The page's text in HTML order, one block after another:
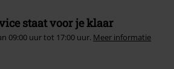
staat voor je klaar
09:00 uur tot 17:00 uur. Meer informatie